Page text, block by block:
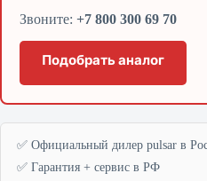
Звоните: +7 800 300 69 70
Подобрать аналог
✅ Официальный дилер pulsar в
✅ Гарантия + сервис в РФ